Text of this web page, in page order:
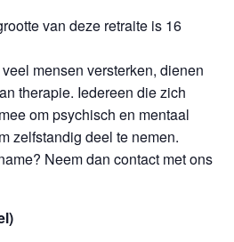
van deze retraite is 16
mensen versterken, dienen
therapie. Iedereen die zich
om psychisch en mentaal
zelfstandig deel te nemen.
Neem dan contact met ons